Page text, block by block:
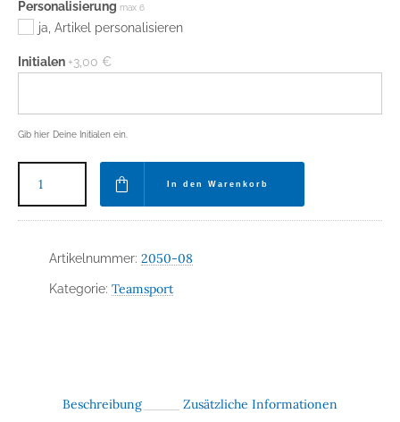
Personalisierung max 6
ja, Artikel personalisieren
Initialen +3,00 €
Gib hier Deine Initialen ein.
In den Warenkorb
Artikelnummer: 2050-08
Kategorie: Teamsport
Beschreibung Zusätzliche Informationen